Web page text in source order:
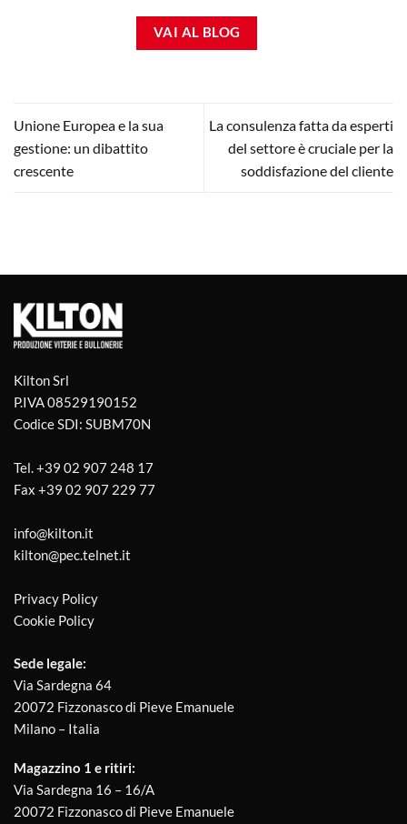
VAI AL BLOG
Unione Europea e la sua
gestione: un dibattito
crescente
La consulenza fatta da esperti
del settore è cruciale per la
soddisfazione del cliente
Kilton Srl
P.IVA 08529190152
Codice SDI: SUBM70N
Tel.+39 02 907 248 17
Fax +39 02 907 229 77
info@kilton.it
kilton@pec.telnet.it
Privacy Policy
Cookie Policy
Sede legale:
Via Sardegna 64
20072 Fizzonasco di Pieve Emanuele
Milano – Italia
Magazzino 1 e ritiri:
Via Sardegna 16 – 16/A
20072 Fizzonasco di Pieve Emanuele